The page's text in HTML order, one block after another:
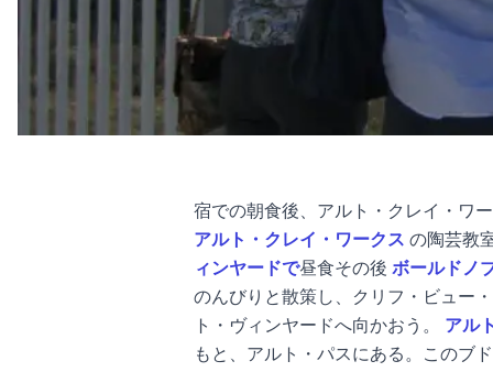
宿での朝食後、アルト・クレイ・ワ
アルト・クレイ・ワークス の陶芸教
ィンヤードで昼食その後 ボールドノ
のんびりと散策し、クリフ・ビュー
ト・ヴィンヤードへ向かおう。 アル
もと、アルト・パスにある。このブ